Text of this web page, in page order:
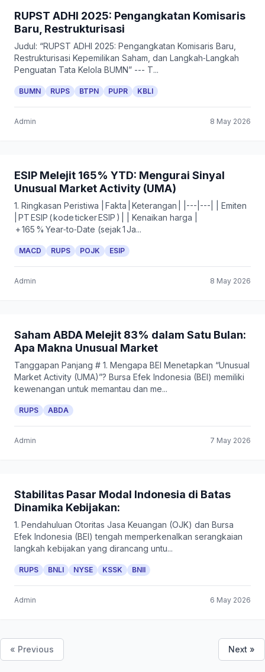
RUPST ADHI 2025: Pengangkatan Komisaris
Baru, Restrukturisasi
Judul: “RUPST ADHI 2025: Pengangkatan Komisaris Baru,
Restrukturisasi Kepemilikan Saham, dan Langkah‑Langkah
Penguatan Tata Kelola BUMN” --- T...
BUMN RUPS BTPN PUPR KBLI
Admin 8 May 2026
ESIP Melejit 165% YTD: Mengurai Sinyal
Unusual Market Activity (UMA)
1. Ringkasan Peristiwa | Fakta | Keterangan | |---|---| | Emiten
| PT ESIP ( kode ticker ESIP ) | | Kenaikan harga |
+ 165 % Year‑to‑Date (sejak 1 Ja...
MACD RUPS POJK ESIP
Admin 8 May 2026
Saham ABDA Melejit 83% dalam Satu Bulan:
Apa Makna Unusual Market
Tanggapan Panjang # 1. Mengapa BEI Menetapkan “Unusual
Market Activity (UMA)”? Bursa Efek Indonesia (BEI) memiliki
kewenangan untuk memantau dan me...
RUPS ABDA
Admin 7 May 2026
Stabilitas Pasar Modal Indonesia di Batas
Dinamika Kebijakan:
1. Pendahuluan Otoritas Jasa Keuangan (OJK) dan Bursa
Efek Indonesia (BEI) tengah memperkenalkan serangkaian
langkah kebijakan yang dirancang untu...
RUPS BNLI NYSE KSSK BNII
Admin 6 May 2026
« Previous Next »